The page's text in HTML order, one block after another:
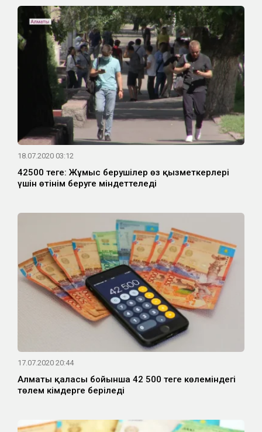
18.07.2020 03:12
42500 теңге: Жұмыс берушілер өз қызметкерлері
үшін өтінім беруге міндеттеледі
17.07.2020 20:44
Алматы қаласы бойынша 42 500 теңге көлеміндегі
төлем кімдерге беріледі